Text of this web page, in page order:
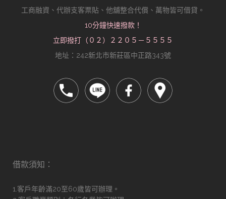
工商融資、代辦支客票貼、他舖整合代償、萬物皆可借貸。
10分鐘快速撥款！
立即撥打（０２）２２０５－５５５５
地址：242新北市新莊區中正路343號
借款須知：
1.客戶年齡滿20至60歲皆可辦理。